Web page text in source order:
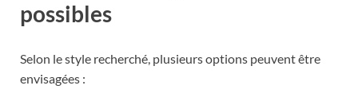
possibles
Selon le style recherché, plusieurs options peuvent être
envisagées :